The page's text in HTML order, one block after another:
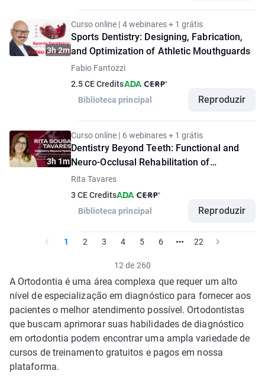
3h 2m
Curso online | 4 webinares + 1 grátis
Sports Dentistry: Designing, Fabrication,
and Optimization of Athletic Mouthguards
Fabio Fantozzi
2.5 CE Credits
Biblioteca principal
Reproduzir
3h 1m
Curso online | 6 webinares + 1 grátis
Dentistry Beyond Teeth: Functional and
Neuro-Occlusal Rehabilitation of
Breathing, Occlusion, Sleep, and Posture
Rita Tavares
3 CE Credits
Biblioteca principal
Reproduzir
1 2 3 4 5 6 22
12 de 260
A Ortodontia é uma área complexa que requer um alto
nível de especialização em diagnóstico para fornecer aos
pacientes o melhor atendimento possível. Ortodontistas
que buscam aprimorar suas habilidades de diagnóstico
em ortodontia podem encontrar uma ampla variedade de
cursos de treinamento gratuitos e pagos em nossa
plataforma.